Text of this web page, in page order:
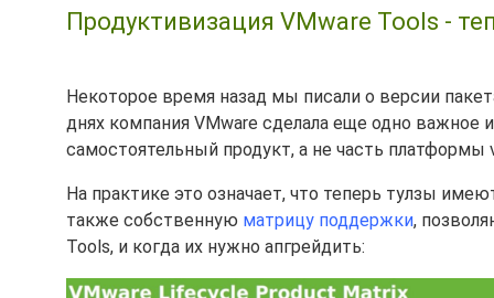
Продуктивизация VMware Tools -
Некоторое время назад мы писали о версии
днях компания VMware сделала еще одно важное
самостоятельный продукт, а не часть платформы
На практике это означает, что теперь тулзы
также собственную матрицу поддержки,
Tools, и когда их нужно апгрейдить: